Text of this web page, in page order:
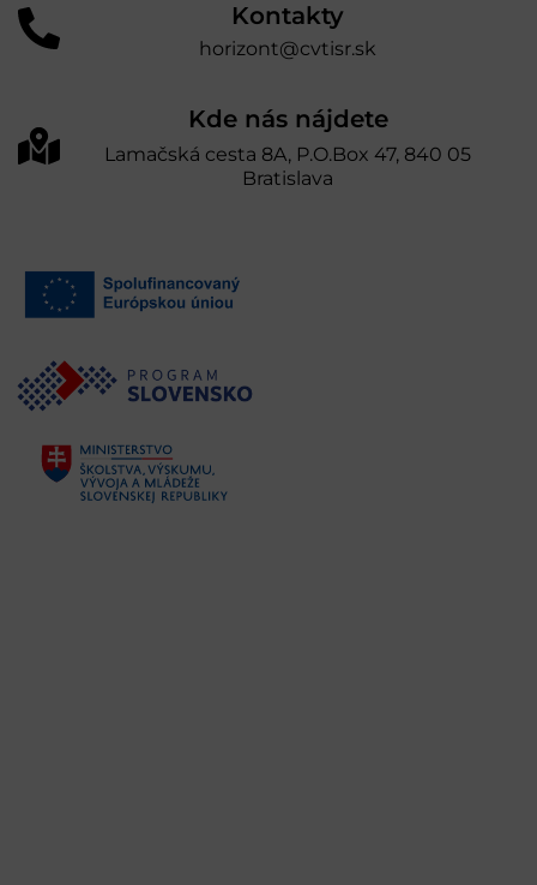
Kontakty
horizont@cvtisr.sk
Kde nás nájdete
Lamačská cesta 8A, P.O.Box 47, 840 05
Bratislava